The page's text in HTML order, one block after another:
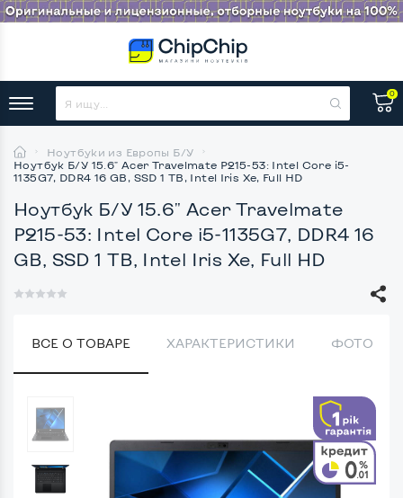
0
Ноутбуки из Европы Б/У
Ноутбук Б/У 15.6" Acer Travelmate P215-53: Intel Core i5-
1135G7, DDR4 16 GB, SSD 1 TB, Intel Iris Xe, Full HD
Ноутбук Б/У 15.6" Acer Travelmate
P215-53: Intel Core i5-1135G7, DDR4 16
GB, SSD 1 TB, Intel Iris Xe, Full HD
ВСЕ О ТОВАРЕ ХАРАКТЕРИСТИКИ ФОТО